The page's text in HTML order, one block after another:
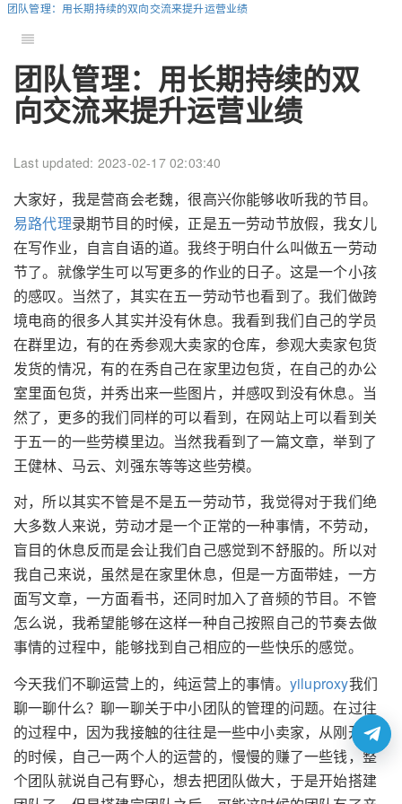
团队管理：用长期持续的双向交流来提升运营业绩
团队管理：用长期持续的双
向交流来提升运营业绩
Last updated: 2023-02-17 02:03:40
大家好，我是营商会老魏，很高兴你能够收听我的节目。
易路代理录期节目的时候，正是五一劳动节放假，我女儿
在写作业，自言自语的道。我终于明白什么叫做五一劳动
节了。就像学生可以写更多的作业的日子。这是一个小孩
的感叹。当然了，其实在五一劳动节也看到了。我们做跨
境电商的很多人其实并没有休息。我看到我们自己的学员
在群里边，有的在秀参观大卖家的仓库，参观大卖家包货
发货的情况，有的在秀自己在家里边包货，在自己的办公
室里面包货，并秀出来一些图片，并感叹到没有休息。当
然了，更多的我们同样的可以看到，在网站上可以看到关
于五一的一些劳模里边。当然我看到了一篇文章，举到了
王健林、马云、刘强东等等这些劳模。
对，所以其实不管是不是五一劳动节，我觉得对于我们绝
大多数人来说，劳动才是一个正常的一种事情，不劳动，
盲目的休息反而是会让我们自己感觉到不舒服的。所以对
我自己来说，虽然是在家里休息，但是一方面带娃，一方
面写文章，一方面看书，还同时加入了音频的节目。不管
怎么说，我希望能够在这样一种自己按照自己的节奏去做
事情的过程中，能够找到自己相应的一些快乐的感觉。
今天我们不聊运营上的，纯运营上的事情。 yiluproxy我们
聊一聊什么？聊一聊关于中小团队的管理的问题。在过往
的过程中，因为我接触的往往是一些中小卖家，从刚开始
的时候，自己一两个人的运营的，慢慢的赚了一些钱，整
个团队就说自己有野心，想去把团队做大，于是开始搭建